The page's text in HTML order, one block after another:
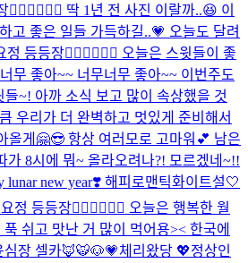
딱 1년 전 사진 이랄까..😆 이
고 좋은 일들 가득하길..💗 오늘도 달려
정 등등장🧚🏻‍♀️🧚🏻‍♀️ 오늘은 스윗들이 좋
무 좋아~~ 너무너무 좋아~~ 이번주도
들~! 아까 소식 보고 많이 속상했을 것
우리가 더 완벽하고 멋있게 준비해서
올게🤗😎 항상 여러모로 고마워💕 남은
가 8시에 뭐~ 올라오려나?! 모르겠네~!!
lunar new year❣️ 해피로맨틱화이트설🤍
정 등등장🧚🏻‍♀️🧚🏻‍♀️ 오늘은 행복한 월
쉬고 맛난 거 많이 먹어용>< 한국에
심장 셀카🦊🐯🐶💗체리왔당 💖정상인